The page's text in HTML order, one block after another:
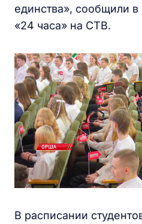
единства», сообщили
«24 часа» на СТВ.
В расписании